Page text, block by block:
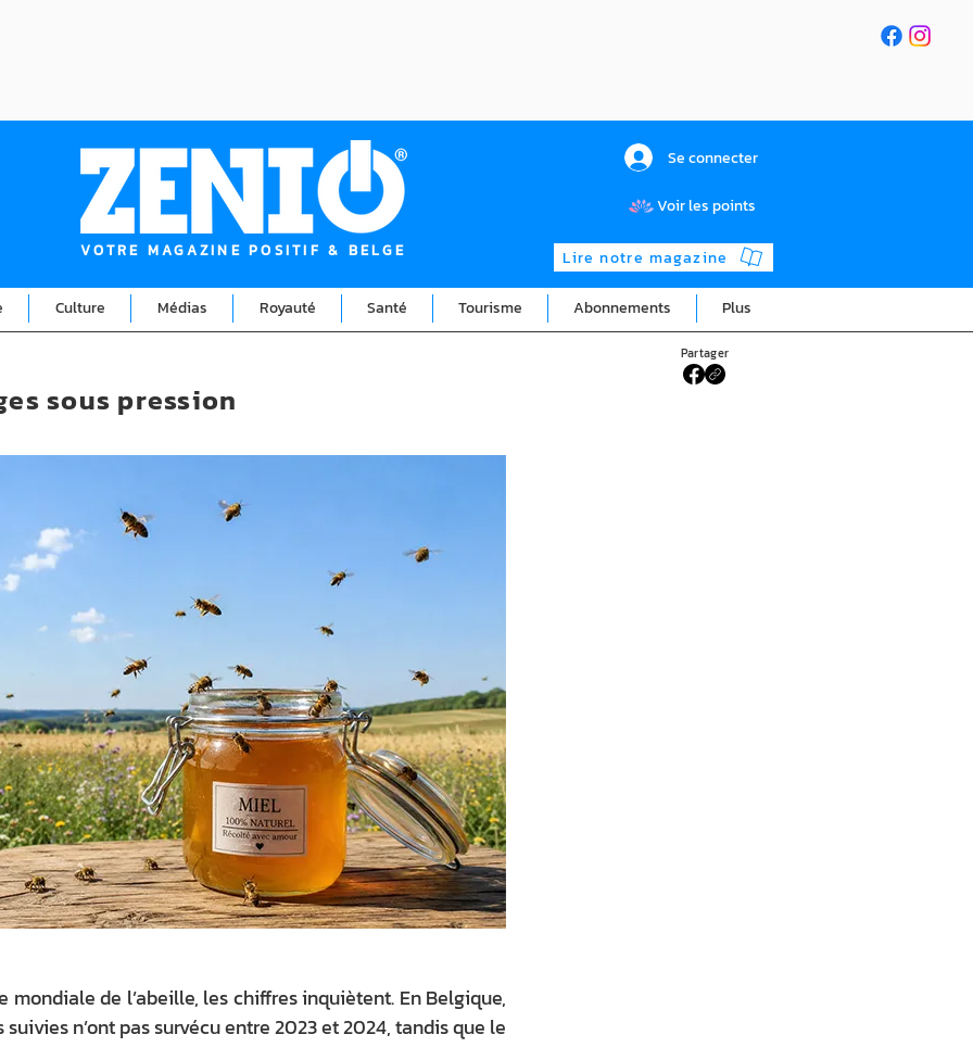
VOTRE MAGAZINE POSITIF & BELGE
Se connecter
Voir les points
Lire notre magazine
Culture Médias Royauté Santé Tourisme Abonnements Plus
Partager
mondiale de l’abeille, les chiffres inquiètent. En Belgique,
n’ont pas survécu entre 2023 et 2024, tandis que le
sous pression